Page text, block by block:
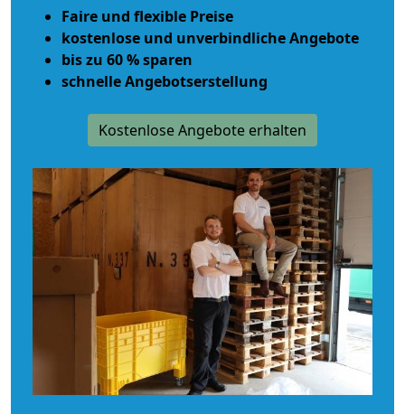
Faire und flexible Preise
kostenlose und unverbindliche Angebote
bis zu 60 % sparen
schnelle Angebotserstellung
Kostenlose Angebote erhalten